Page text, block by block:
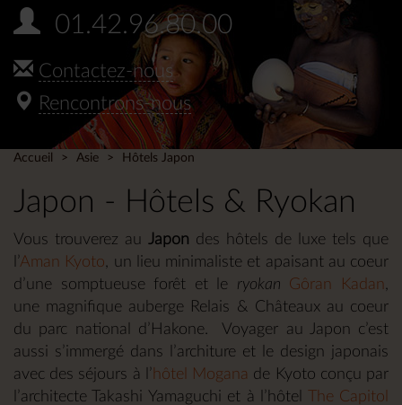
01.42.96.80.00
Contactez-nous
Rencontrons-nous
Accueil Asie Hôtels Japon
Japon - Hôtels & Ryokan
Vous trouverez au Japon des hôtels de luxe tels que
l’Aman Kyoto, un lieu minimaliste et apaisant au coeur
d’une somptueuse forêt et le ryokan Gôran Kadan,
une magnifique auberge Relais & Châteaux au coeur
du parc national d’Hakone. Voyager au Japon c’est
aussi s’immergé dans l’architure et le design japonais
avec des séjours à l’ hôtel Mogana de Kyoto conçu par
l’architecte Takashi Yamaguchi et à l’hôtel
The Capitol